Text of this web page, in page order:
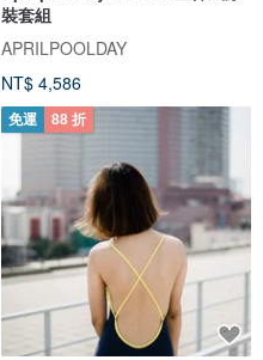
裝套組
APRILPOOLDAY
NT$ 4,586
免運 88 折